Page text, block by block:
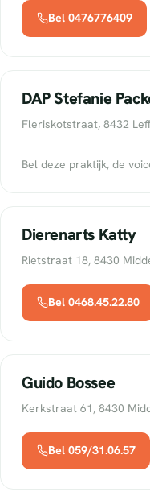
Bel 0476776409
DAP Stefanie
Fleriskotstraat, 8432
Bel deze praktijk, de
Dierenarts Katty
Rietstraat 18, 8430
Bel 0468.45.22.80
Guido Bossee
Kerkstraat 61, 8430
Bel 059/31.06.57